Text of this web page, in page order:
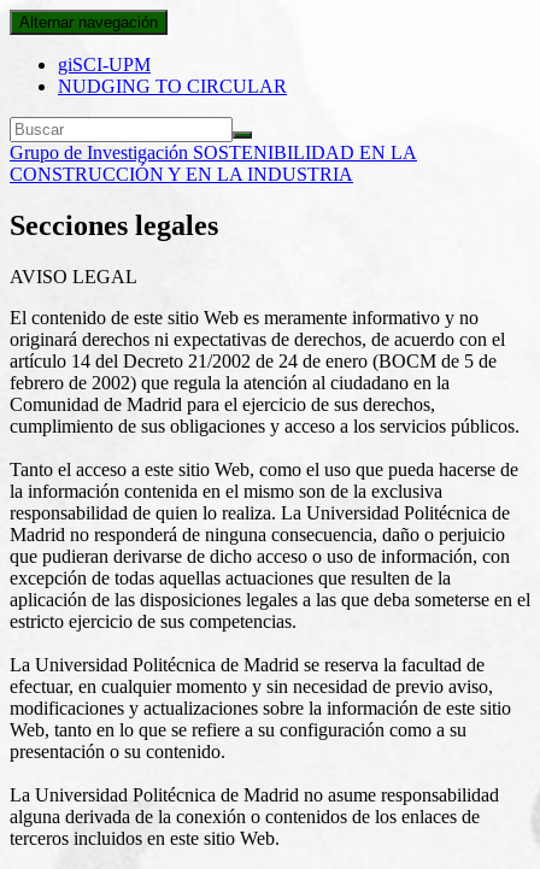
Alternar navegación
giSCI-UPM
NUDGING TO CIRCULAR
Grupo de Investigación SOSTENIBILIDAD EN LA
CONSTRUCCIÓN Y EN LA INDUSTRIA
Secciones legales
AVISO LEGAL
El contenido de este sitio Web es meramente informativo y no
originará derechos ni expectativas de derechos, de acuerdo con el
artículo 14 del Decreto 21/2002 de 24 de enero (BOCM de 5 de
febrero de 2002) que regula la atención al ciudadano en la
Comunidad de Madrid para el ejercicio de sus derechos,
cumplimiento de sus obligaciones y acceso a los servicios públicos.
Tanto el acceso a este sitio Web, como el uso que pueda hacerse de
la información contenida en el mismo son de la exclusiva
responsabilidad de quien lo realiza. La Universidad Politécnica de
Madrid no responderá de ninguna consecuencia, daño o perjuicio
que pudieran derivarse de dicho acceso o uso de información, con
excepción de todas aquellas actuaciones que resulten de la
aplicación de las disposiciones legales a las que deba someterse en el
estricto ejercicio de sus competencias.
La Universidad Politécnica de Madrid se reserva la facultad de
efectuar, en cualquier momento y sin necesidad de previo aviso,
modificaciones y actualizaciones sobre la información de este sitio
Web, tanto en lo que se refiere a su configuración como a su
presentación o su contenido.
La Universidad Politécnica de Madrid no asume responsabilidad
alguna derivada de la conexión o contenidos de los enlaces de
terceros incluidos en este sitio Web.